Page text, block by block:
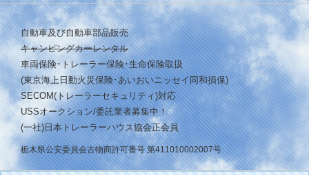
自動車及び自動車部品販売
キャンピングカーレンタル
車両保険･トレーラー保険･生命保険取扱
(東京海上日動火災保険･あいおいニッセイ同和損保)
SECOM(トレーラーセキュリティ)対応
USSオークション/委託業者募集中！
(一社)日本トレーラーハウス協会正会員
栃木県公安委員会古物商許可番号 第411010002007号